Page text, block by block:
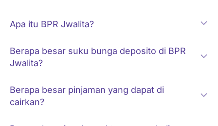
Apa itu BPR Jwalita?
Berapa besar suku bunga deposito di BPR
Jwalita?
Berapa besar pinjaman yang dapat di
cairkan?